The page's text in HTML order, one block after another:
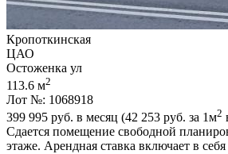
Кропоткинская
ЦАО
Остоженка ул
113.6 м2
Лот №: 1068918
399 995 руб. в месяц (42 253 руб. за 1м2
Сдается помещение свободной
этаже. Арендная ставка включает в